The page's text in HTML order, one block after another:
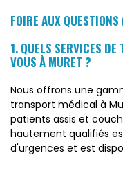
FOIRE AUX QUESTIONS
1. QUELS SERVICES
VOUS À MURET ?
Nous offrons une
transport médical à
patients assis et
hautement qualifiés
d'urgences et est